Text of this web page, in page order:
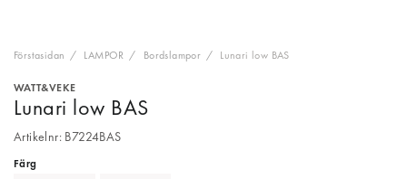
Förstasidan LAMPOR Bordslampor Lunari low BAS
WATT&VEKE
Lunari low BAS
Artikelnr: B7224BAS
Färg